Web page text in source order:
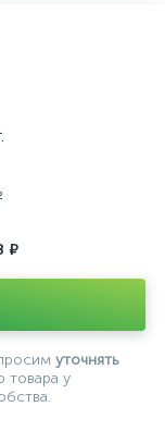
₽
уточнять
товара у